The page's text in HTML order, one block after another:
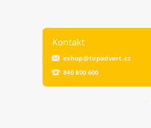
Kontakt
eshop@topadvert.cz
840 800 600